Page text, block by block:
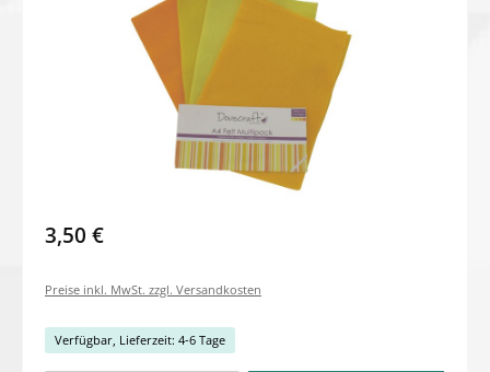
3,50 €
Preise inkl. MwSt. zzgl. Versandkosten
Verfügbar, Lieferzeit: 4-6 Tage